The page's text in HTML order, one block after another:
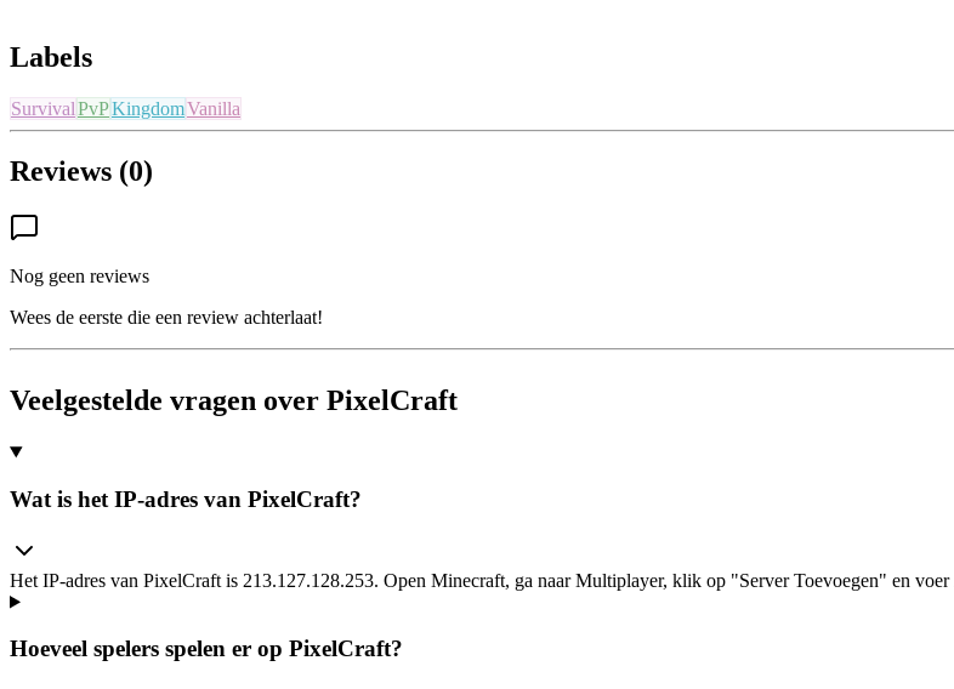
Labels
SurvivalPvPKingdomVanilla
Reviews (0)
Nog geen reviews
Wees de eerste die een review achterlaat!
Veelgestelde vragen over PixelCraft
Wat is het IP-adres van PixelCraft?
Het IP-adres van PixelCraft is 213.127.128.253. Open Minecraft, ga naar Multiplayer, klik op "Server Toevoegen" en voer
Hoeveel spelers spelen er op PixelCraft?